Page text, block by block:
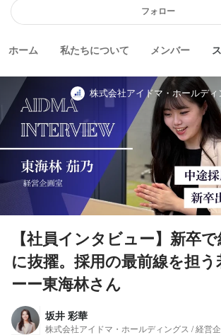
フォロー
ホーム 私たちについて メンバー
株式会社アイドマ・ホールディ
【社員インタビュー】新卒
に抜擢。採用の最前線を担
ーー東海林さん
坂井 彩華
株式会社アイドマ・ホールディングス / 経営